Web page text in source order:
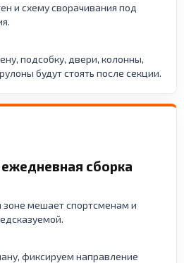
и схему сворачивания под
подсобку, двери, колонны,
будут стоять после секции.
сборка
зоне мешает спортсменам и
фиксируем направление